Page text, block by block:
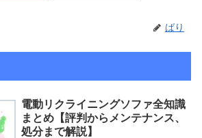
ばり
電動リクライニングソファ全知識
まとめ【評判からメンテナンス、
処分まで解説】